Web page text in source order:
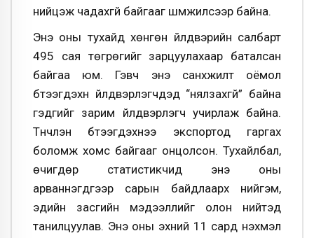
нийцэж чадахгүй байгааг шүүмжилсээр байна.
Энэ оны тухайд хөнгөн үйлдвэрийн салбарт
495 сая төгрөгийг зарцуулахаар баталсан
байгаа юм. Гэвч энэ санхүүжилт оёмол
бүтээгдэхүүн үйлдвэрлэгчдэд “нялзахгүй” байна
гэдгийг зарим үйлдвэрлэгч учирлаж байна.
Түүнчлэн бүтээгдэхүүнээ экспортод гаргах
боломж хомс байгааг онцолсон. Тухайлбал,
өчигдөр статистикчид энэ оны
арваннэгдүгээр сарын байдлаарх нийгэм,
эдийн засгийн мэдээллийг олон нийтэд
танилцуулав. Энэ оны эхний 11 сард нэхмэл